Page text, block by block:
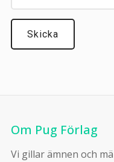
Om Pug Förlag
Vi gillar ämnen och